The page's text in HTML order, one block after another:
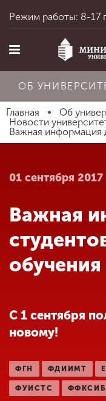
Главная
Обучение
Наука
Режим работы: 8-17
ОБ
Главная
Об
Новости
Важная информация
01 сентября 2017
Важная
обучения
С 1 сентября
новому!
ФГН ФДИИМТ
ФУИСТС